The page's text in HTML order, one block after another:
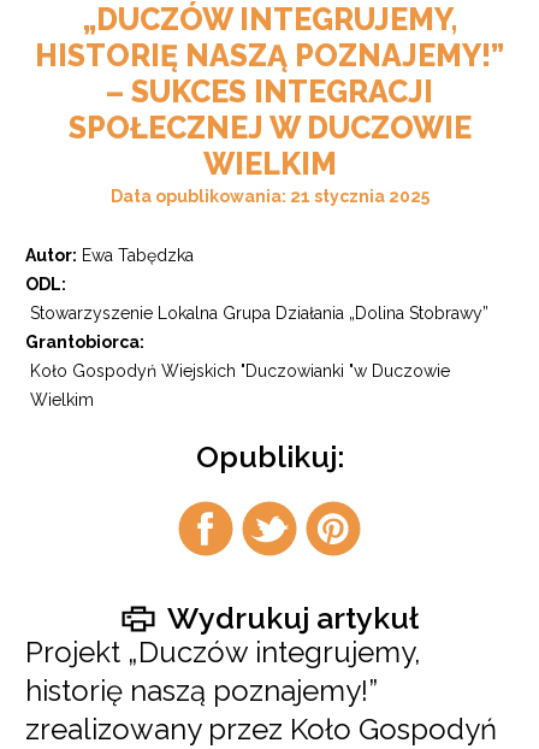
„DUCZÓW INTEGRUJEMY,
HISTORIĘ NASZĄ POZNAJEMY!”
– SUKCES INTEGRACJI
SPOŁECZNEJ W DUCZOWIE
WIELKIM
Data opublikowania: 21 stycznia 2025
Autor: Ewa Tabędzka
ODL:
Stowarzyszenie Lokalna Grupa Działania „Dolina Stobrawy”
Grantobiorca:
Koło Gospodyń Wiejskich "Duczowianki "w Duczowie
Wielkim
Opublikuj:
Udostępnij
na
facebook
Udostępnij
na
twitter
Udostępnij
na
pintrest
Wydrukuj artykuł
Projekt „Duczów integrujemy,
historię naszą poznajemy!”
zrealizowany przez Koło Gospodyń